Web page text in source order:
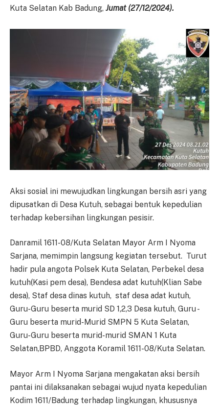
Kuta Selatan Kab Badung, Jumat (27/12/2024).
Aksi sosial ini mewujudkan lingkungan bersih asri yang
dipusatkan di Desa Kutuh, sebagai bentuk kepedulian
terhadap kebersihan lingkungan pesisir.
Danramil 1611-08/Kuta Selatan Mayor Arm I Nyoma
Sarjana, memimpin langsung kegiatan tersebut. Turut
hadir pula angota Polsek Kuta Selatan, Perbekel desa
kutuh(Kasi pem desa), Bendesa adat kutuh(Klian Sabe
desa), Staf desa dinas kutuh, staf desa adat kutuh,
Guru-Guru beserta murid SD 1,2,3 Desa kutuh, Guru -
Guru beserta murid-Murid SMPN 5 Kuta Selatan,
Guru-Guru beserta murid-murid SMAN 1 Kuta
Selatan,BPBD, Anggota Koramil 1611-08/Kuta Selatan.
Mayor Arm I Nyoma Sarjana mengakatan aksi bersih
pantai ini dilaksanakan sebagai wujud nyata kepedulian
Kodim 1611/Badung terhadap lingkungan, khususnya